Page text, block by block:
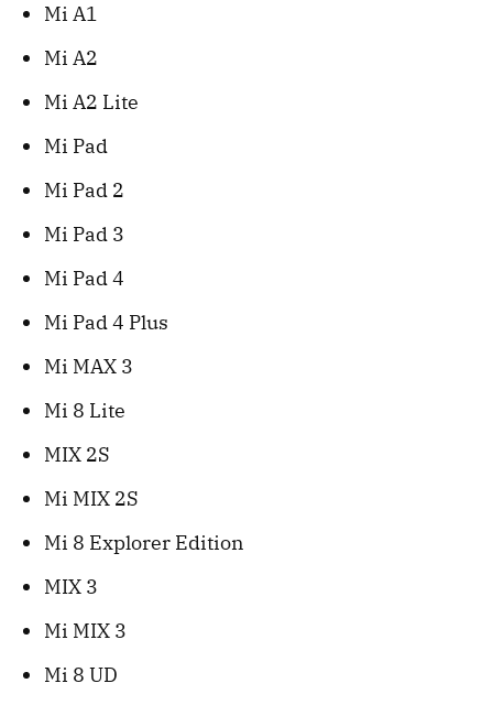
Mi A1
Mi A2
Mi A2 Lite
Mi Pad
Mi Pad 2
Mi Pad 3
Mi Pad 4
Mi Pad 4 Plus
Mi MAX 3
Mi 8 Lite
MIX 2S
Mi MIX 2S
Mi 8 Explorer Edition
MIX 3
Mi MIX 3
Mi 8 UD